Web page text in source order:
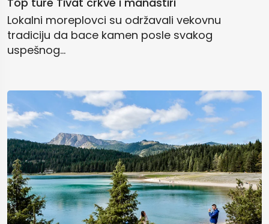
Lokalni moreplovci su održavali vekovnu
tradiciju da bace kamen posle svakog
uspešnog...